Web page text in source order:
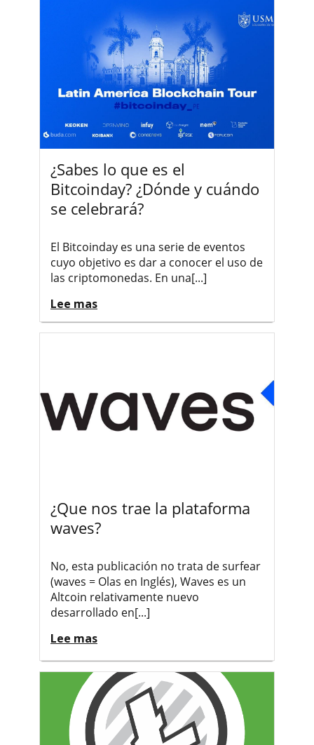
¿Sabes lo que es el
Bitcoinday? ¿Dónde y cuándo
se celebrará?
El Bitcoinday es una serie de eventos
cuyo objetivo es dar a conocer el uso de
las criptomonedas. En una[...]
Lee mas
¿Que nos trae la plataforma
waves?
No, esta publicación no trata de surfear
(waves = Olas en Inglés), Waves es un
Altcoin relativamente nuevo
desarrollado en[...]
Lee mas